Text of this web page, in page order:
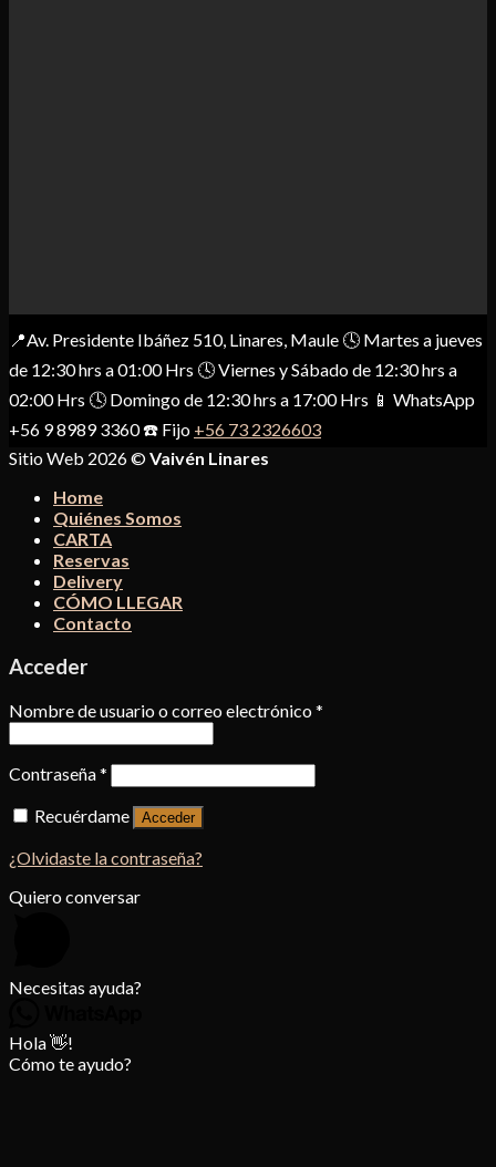
📍Av. Presidente Ibáñez 510, Linares, Maule 🕓 Martes a jueves
de 12:30 hrs a 01:00 Hrs 🕓 Viernes y Sábado de 12:30 hrs a
02:00 Hrs 🕓 Domingo de 12:30 hrs a 17:00 Hrs 📱 WhatsApp
+56 9 8989 3360 ☎️ Fijo +56 73 2326603
Sitio Web 2026 ©Vaivén Linares
Home
Quiénes Somos
CARTA
Reservas
Delivery
CÓMO LLEGAR
Contacto
Acceder
Nombre de usuario o correo electrónico*
Contraseña*
Recuérdame
Acceder
¿Olvidaste la contraseña?
Quiero conversar
Necesitas ayuda?
Hola 👋!
Cómo te ayudo?